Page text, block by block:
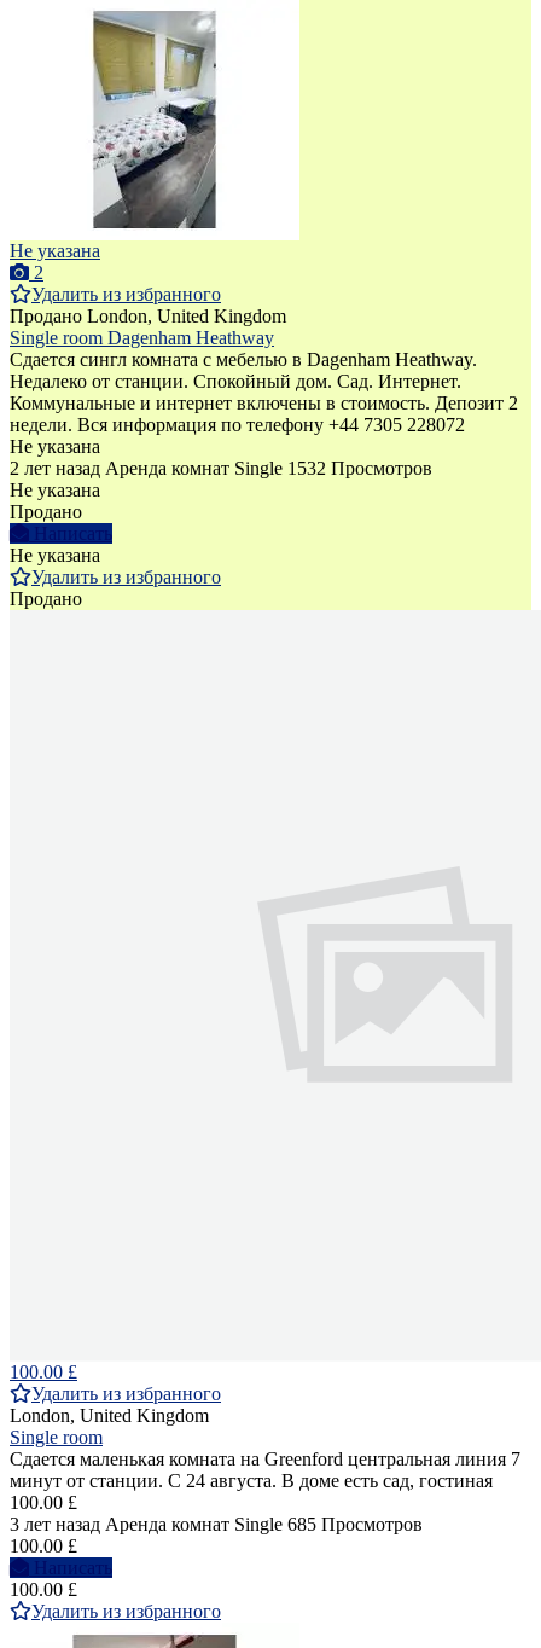
Не указана
2
Удалить из избранного
Продано London, United Kingdom
Single room Dagenham Heathway
Сдается сингл комната с мебелью в Dagenham Heathway.
Недалеко от станции. Спокойный дом. Сад. Интернет.
Коммунальные и интернет включены в стоимость. Депозит 2
недели. Bся информация по телефону +44 7305 228072
Не указана
2 лет назад Аренда комнат Single 1532 Просмотров
Не указана
Продано
Написать
Не указана
Удалить из избранного
Продано
100.00 £
Удалить из избранного
London, United Kingdom
Single room
Сдается маленькая комната на Greenford центральная линия 7
минут от станции. С 24 августа. В доме есть сад, гостиная
100.00 £
3 лет назад Аренда комнат Single 685 Просмотров
100.00 £
Написать
100.00 £
Удалить из избранного